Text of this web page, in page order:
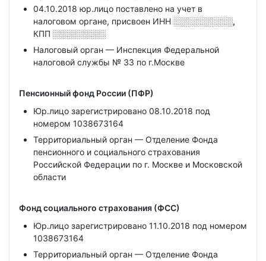
04.10.2018 юр.лицо поставлено на учет в
налоговом органе, присвоен ИНН ░░░░░░░░░░,
КПП ░░░░░░░░░
Налоговый орган — Инспекция Федеральной
налоговой службы № 33 по г.Москве
Пенсионный фонд России (ПФР)
Юр.лицо зарегистрировано 08.10.2018 под
номером 1038673164
Территориальный орган — Отделение Фонда
пенсионного и социального страхования
Российской Федерации по г. Москве и Московской
области
Фонд социального страхования (ФСС)
Юр.лицо зарегистрировано 11.10.2018 под номером
1038673164
Территориальный орган — Отделение Фонда